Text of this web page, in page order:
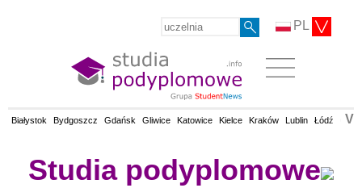
PL
Białystok Bydgoszcz Gdańsk Gliwice Katowice Kielce Kraków Lublin Łódź V
Studia podyplomowe